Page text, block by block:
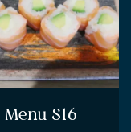
Menu S16